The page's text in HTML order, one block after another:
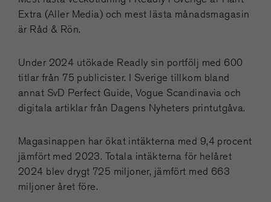
Extra (Aller Media) och mest lästa månadsmagasin
är Råd & Rön.
Under 2024 utökade Readly sin portfölj med 600
titlar från 75 publicister. I Sverige tillkom bland
annat SvD Perfect Guide, Vogue Scandinavia och
digitala artiklar från Dagens Nyheters printutgåva.
Magasinappen har ökat intäkterna med 9,4 procent
jämfört med 2023. Totala intäkterna för helåret
2024 blev drygt 725 miljoner, jämfört med 663
miljoner året före.